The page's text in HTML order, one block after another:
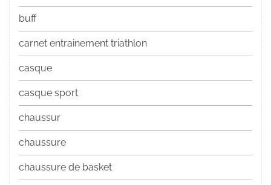
buff
carnet entrainement triathlon
casque
casque sport
chaussur
chaussure
chaussure de basket